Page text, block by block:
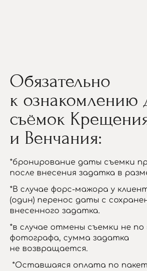
Обязательно
к ознакомлению
съёмок
и Венчания:
*бронирование даты съемки
после внесения задатка в
*В случае форс-мажора у
(один) перенос даты с
внесенного задатка.
*в случае отмены съемки не по
фотографа, сумма задатка
не возвращается.
*Оставшаяся оплата по